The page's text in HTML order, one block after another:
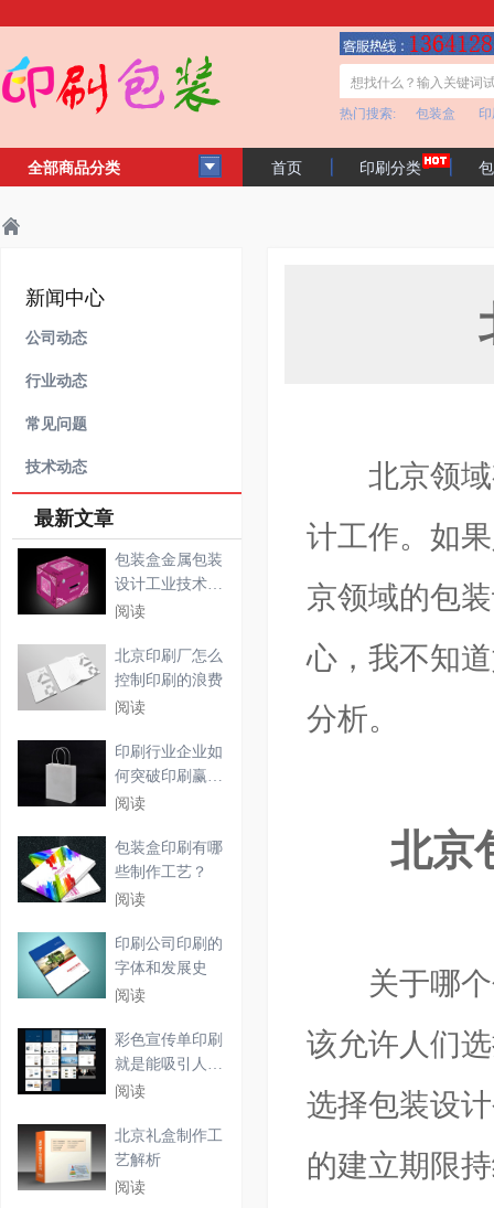
热门搜索: 包装盒
全部商品分类 首页 印刷分类
北京领域
计工作。如
京领域的包
心，我不知
分析。
北京包
关于哪个
该允许人们
选择包装设
的建立期限
新闻中心
公司动态
行业动态
常见问题
技术动态
最新文章
包装盒金属包装
设计工业技术的
需求
阅读
北京印刷厂怎么
控制印刷的浪费
阅读
印刷行业企业如
何突破印刷赢利
困境
阅读
包装盒印刷有哪
些制作工艺？
阅读
印刷公司印刷的
字体和发展史
阅读
彩色宣传单印刷
就是能吸引人的
眼光
阅读
北京礼盒制作工
艺解析
阅读